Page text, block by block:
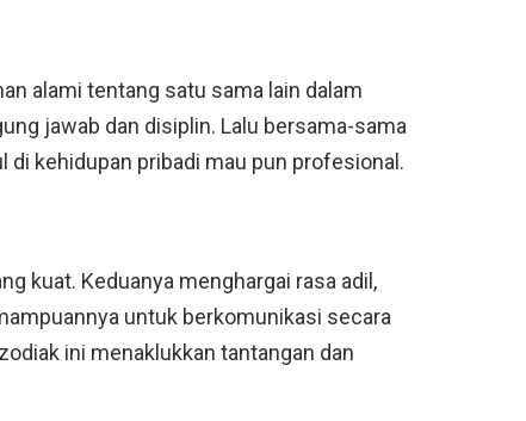
alami tentang satu sama lain dalam
jawab dan disiplin. Lalu bersama-sama
kehidupan pribadi mau pun profesional.
kuat. Keduanya menghargai rasa adil,
untuk berkomunikasi secara
ini menaklukkan tantangan dan